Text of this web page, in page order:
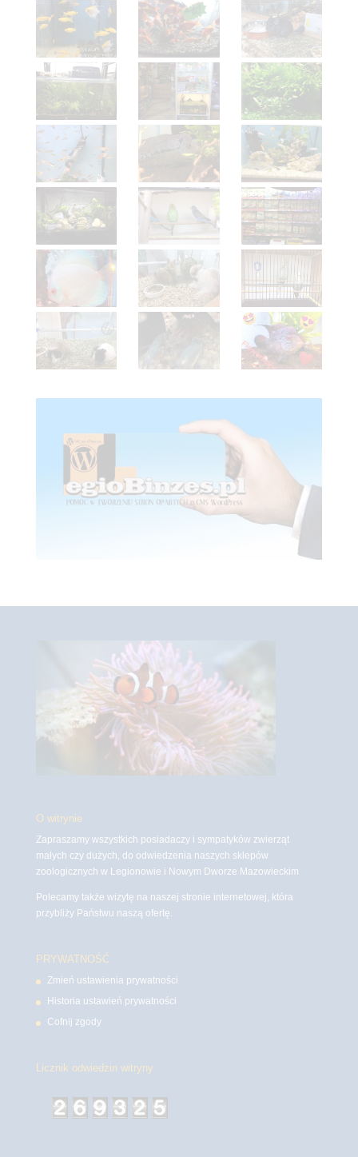
O witrynie
Zapraszamy wszystkich posiadaczy i sympatyków zwierząt
małych czy dużych, do odwiedzenia naszych sklepów
zoologicznych w Legionowie i Nowym Dworze Mazowieckim
Polecamy także wizytę na naszej stronie internetowej, która
przybliży Państwu naszą ofertę.
PRYWATNOŚĆ
Zmień ustawienia prywatności
Historia ustawień prywatności
Cofnij zgody
Licznik odwiedzin witryny